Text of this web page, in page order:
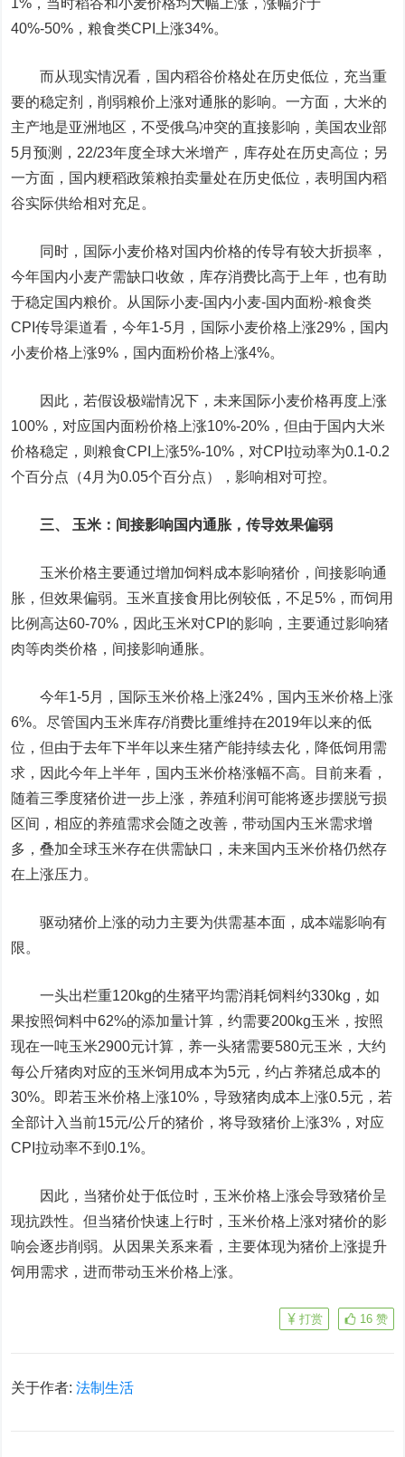
1%，当时稻谷和小麦价格均大幅上涨，涨幅介于
40%-50%，粮食类CPI上涨34%。
而从现实情况看，国内稻谷价格处在历史低位，充当重
要的稳定剂，削弱粮价上涨对通胀的影响。一方面，大米的
主产地是亚洲地区，不受俄乌冲突的直接影响，美国农业部
5月预测，22/23年度全球大米增产，库存处在历史高位；另
一方面，国内粳稻政策粮拍卖量处在历史低位，表明国内稻
谷实际供给相对充足。
同时，国际小麦价格对国内价格的传导有较大折损率，
今年国内小麦产需缺口收敛，库存消费比高于上年，也有助
于稳定国内粮价。从国际小麦-国内小麦-国内面粉-粮食类
CPI传导渠道看，今年1-5月，国际小麦价格上涨29%，国内
小麦价格上涨9%，国内面粉价格上涨4%。
因此，若假设极端情况下，未来国际小麦价格再度上涨
100%，对应国内面粉价格上涨10%-20%，但由于国内大米
价格稳定，则粮食CPI上涨5%-10%，对CPI拉动率为0.1-0.2
个百分点（4月为0.05个百分点），影响相对可控。
三、 玉米：间接影响国内通胀，传导效果偏弱
玉米价格主要通过增加饲料成本影响猪价，间接影响通
胀，但效果偏弱。玉米直接食用比例较低，不足5%，而饲用
比例高达60-70%，因此玉米对CPI的影响，主要通过影响猪
肉等肉类价格，间接影响通胀。
今年1-5月，国际玉米价格上涨24%，国内玉米价格上涨
6%。尽管国内玉米库存/消费比重维持在2019年以来的低
位，但由于去年下半年以来生猪产能持续去化，降低饲用需
求，因此今年上半年，国内玉米价格涨幅不高。目前来看，
随着三季度猪价进一步上涨，养殖利润可能将逐步摆脱亏损
区间，相应的养殖需求会随之改善，带动国内玉米需求增
多，叠加全球玉米存在供需缺口，未来国内玉米价格仍然存
在上涨压力。
驱动猪价上涨的动力主要为供需基本面，成本端影响有
限。
一头出栏重120kg的生猪平均需消耗饲料约330kg，如
果按照饲料中62%的添加量计算，约需要200kg玉米，按照
现在一吨玉米2900元计算，养一头猪需要580元玉米，大约
每公斤猪肉对应的玉米饲用成本为5元，约占养猪总成本的
30%。即若玉米价格上涨10%，导致猪肉成本上涨0.5元，若
全部计入当前15元/公斤的猪价，将导致猪价上涨3%，对应
CPI拉动率不到0.1%。
因此，当猪价处于低位时，玉米价格上涨会导致猪价呈
现抗跌性。但当猪价快速上行时，玉米价格上涨对猪价的影
响会逐步削弱。从因果关系来看，主要体现为猪价上涨提升
饲用需求，进而带动玉米价格上涨。
16 赞
打赏
关于作者:法制生活